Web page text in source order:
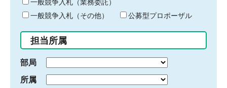
ー
ド
入
力
一般競争入札（業務委託）
一般競争入札（その他）
公募型プロポーザル
担当所属
部局
所属